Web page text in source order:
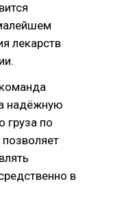
лекарств
надёжную
груза по
в